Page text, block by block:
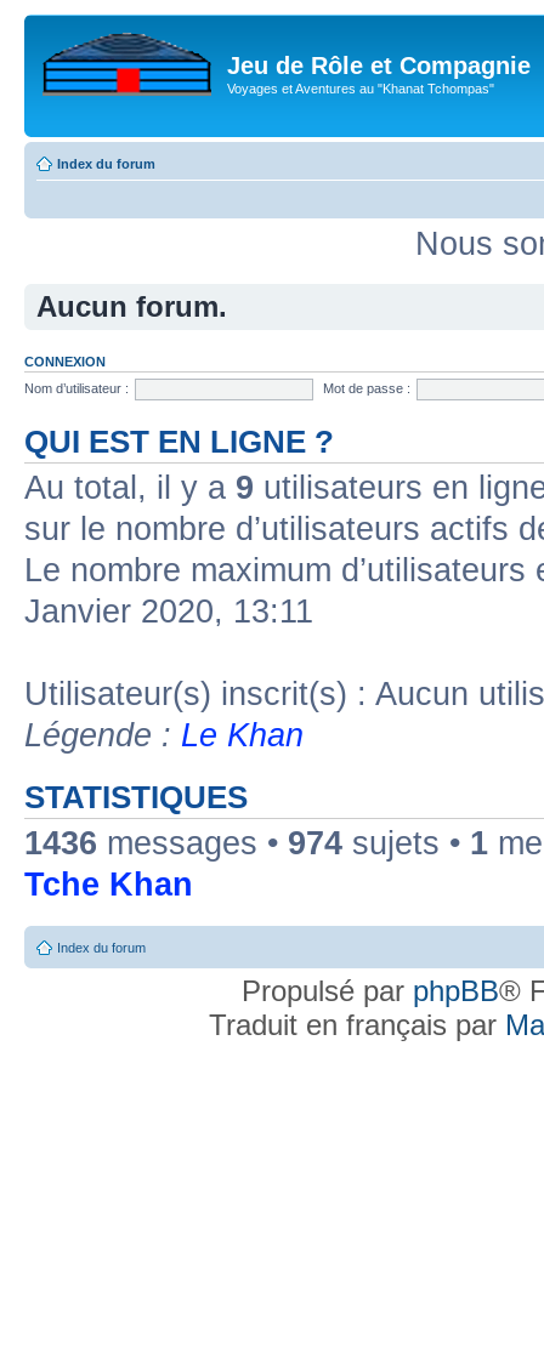
Jeu de Rôle et Compagnie
Voyages et Aventures au "Khanat Tchompas"
Index du forum
Nous
Aucun forum.
CONNEXION
Nom d’utilisateur :
Mot de passe :
QUI EST EN LIGNE ?
Au total, il y a 9 utilisateurs en
sur le nombre d’utilisateurs actifs
Le nombre maximum
Janvier 2020, 13:11
Utilisateur(s) inscrit(s) : Aucun
Légende : Le Khan
STATISTIQUES
1436 messages • 974 sujets • 1
Tche Khan
Index du forum
Propulsé par phpBB®
Traduit en français par